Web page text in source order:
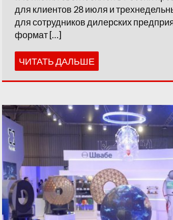
для клиентов 28 июля и
для сотрудников дилерских
формат […]
ЧИТАТЬ ДАЛЬШЕ